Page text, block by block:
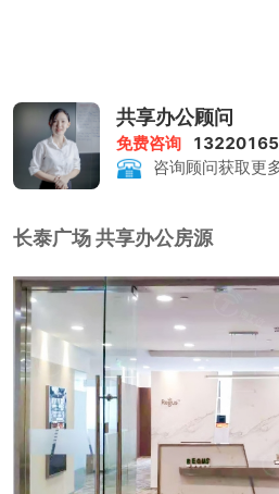
共享办公顾问
免费咨询
咨询顾问获取更
长泰广场 共享办公房源